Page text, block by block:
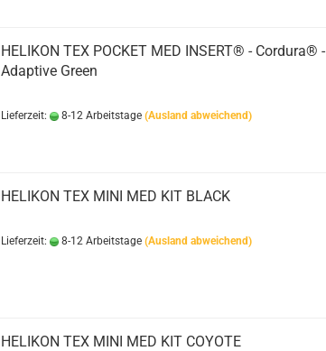
HELIKON TEX POCKET MED INSERT® - Cordura® -
Adaptive Green
Lieferzeit: 8-12 Arbeitstage (Ausland abweichend)
HELIKON TEX MINI MED KIT BLACK
Lieferzeit: 8-12 Arbeitstage (Ausland abweichend)
HELIKON TEX MINI MED KIT COYOTE